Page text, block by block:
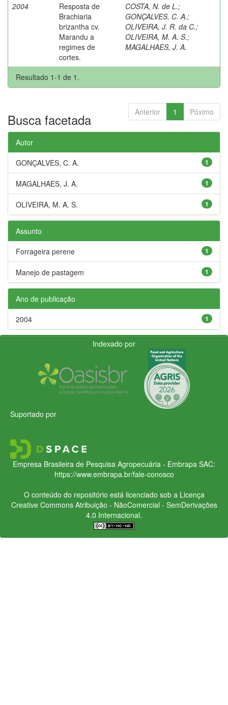
2004
Resposta de
Brachiaria
brizantha cv.
Marandu a
regimes de
cortes.
COSTA, N. de L.;
GONÇALVES, C. A.;
OLIVEIRA, J. R. da C.;
OLIVEIRA, M. A. S.;
MAGALHAES, J. A.
Resultado 1-1 de 1.
Anterior 1 Póximo
Busca facetada
Autor
1
GONÇALVES, C. A.
1
MAGALHAES, J. A.
1
OLIVEIRA, M. A. S.
Assunto
1
Forrageira perene
1
Manejo de pastagem
Ano de publicação
1
2004
Indexado por
Suportado por
Empresa Brasileira de Pesquisa Agropecuária - Embrapa SAC:
https://www.embrapa.br/fale-conosco
O conteúdo do repositório está licenciado sob a Licença
Creative CommonsAtribuição - NãoComercial - SemDerivações
4.0 Internacional.